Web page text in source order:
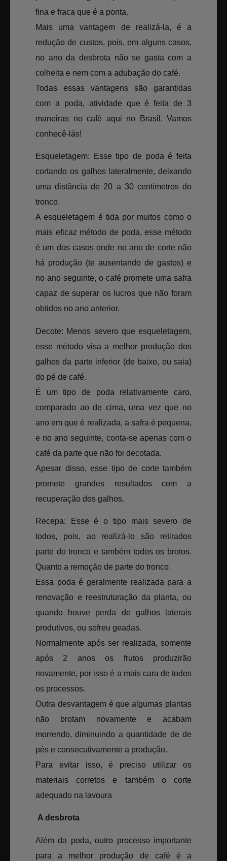
fina e fraca que é a ponta.
Mais uma vantagem de realizá-la, é a
redução de custos, pois, em alguns casos,
no ano da desbrota não se gasta com a
colheita e nem com a adubação do café.
Todas essas vantagens são garantidas
com a poda, atividade que é feita de 3
maneiras no café aqui no Brasil. Vamos
conhecê-lás!
Esqueletagem: Esse tipo de poda é feita
cortando os galhos lateralmente, deixando
uma distância de 20 a 30 centímetros do
tronco.
A esqueletagem é tida por muitos como o
mais eficaz método de poda, esse método
é um dos casos onde no ano de corte não
há produção (te ausentando de gastos) e
no ano seguinte, o café promete uma safra
capaz de superar os lucros que não foram
obtidos no ano anterior.
Decote: Menos severo que esqueletagem,
esse método visa a melhor produção dos
galhos da parte inferior (de baixo, ou saia)
do pé de café.
É um tipo de poda relativamente caro,
comparado ao de cima, uma vez que no
ano em que é realizada, a safra é pequena,
e no ano seguinte, conta-se apenas com o
café da parte que não foi decotada.
Apesar disso, esse tipo de corte também
promete grandes resultados com a
recuperação dos galhos.
Recepa: Esse é o tipo mais severo de
todos, pois, ao realizá-lo são retirados
parte do tronco e também todos os brotos.
Quanto a remoção de parte do tronco.
Essa poda é geralmente realizada para a
renovação e reestruturação da planta, ou
quando houve perda de galhos laterais
produtivos, ou sofreu geadas.
Normalmente após ser realizada, somente
após 2 anos os frutos produzirão
novamente, por isso é a mais cara de todos
os processos.
Outra desvantagem é que algumas plantas
não brotam novamente e acabam
morrendo, diminuindo a quantidade de de
pés e consecutivamente a produção.
Para evitar isso, é preciso utilizar os
materiais corretos e também o corte
adequado na lavoura
A desbrota
Além da poda, outro processo importante
para a melhor produção de café é a